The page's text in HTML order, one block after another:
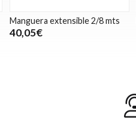
Manguera extensible 2/8 mts
40,05€